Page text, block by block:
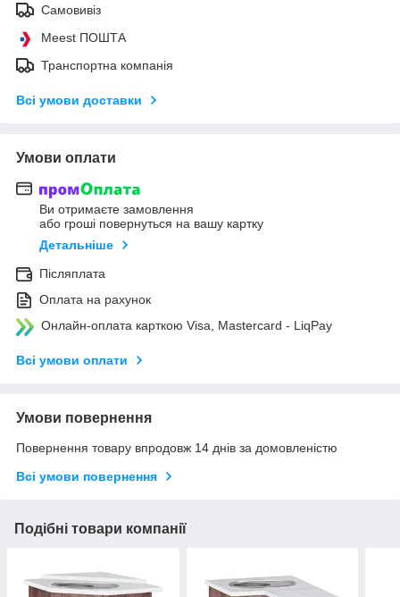
Самовивіз
Meest ПОШТА
Транспортна компанія
Всі умови доставки
Умови оплати
Ви отримаєте замовлення
або гроші повернуться на вашу картку
Детальніше
Післяплата
Оплата на рахунок
Онлайн-оплата карткою Visa, Mastercard - LiqPay
Всі умови оплати
Умови повернення
Повернення товару впродовж 14 днів за домовленістю
Всі умови повернення
Подібні товари компанії